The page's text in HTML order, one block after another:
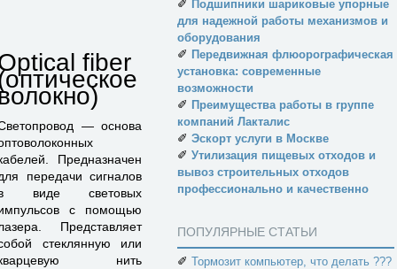
fiber
— основа
Предназначен
передачи сигналов
виде световых
с помощью
Представляет
стеклянную или
нить
✐ Подшипники шариковые упорные
для надежной работы механизмов и
оборудования
✐ Передвижная флюорографическая
установка: современные
возможности
✐ Преимущества работы в группе
компаний Лакталис
✐ Эскорт услуги в Москве
✐ Утилизация пищевых отходов и
вывоз строительных отходов
профессионально и качественно
ПОПУЛЯРНЫЕ СТАТЬИ
✐ Тормозит компьютер, что делать ???